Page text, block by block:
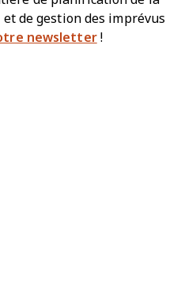
de gestion des imprévus
newsletter!